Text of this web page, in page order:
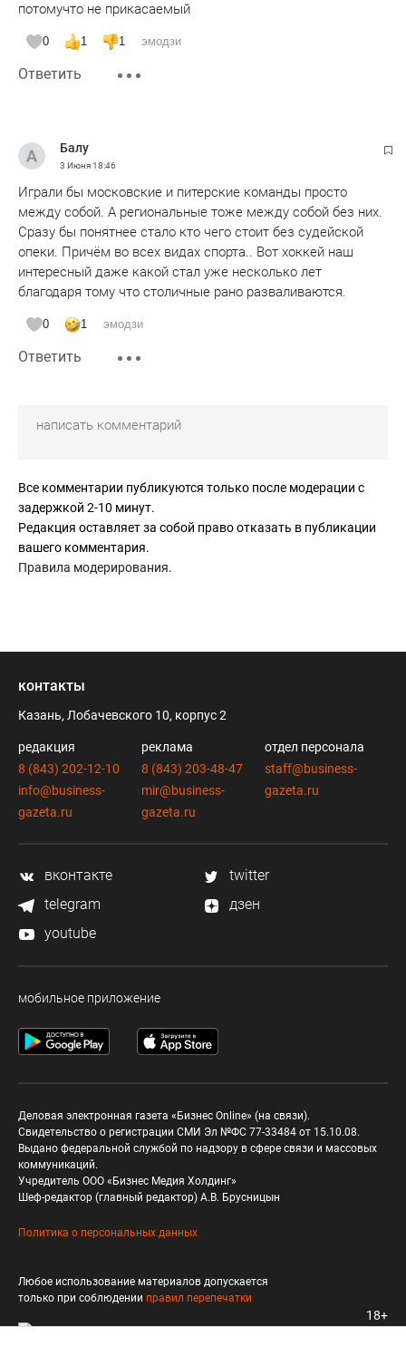
потомучто не прикасаемый
0 1 1 эмодзи
Ответить
Балу
3 Июня18:46
Играли бы московские и питерские команды просто
между собой. А региональные тоже между собой без них.
Сразу бы понятнее стало кто чего стоит без судейской
опеки. Причём во всех видах спорта.. Вот хоккей наш
интересный даже какой стал уже несколько лет
благодаря тому что столичные рано разваливаются.
0 1 эмодзи
Ответить
Все комментарии публикуются только после модерации с
задержкой 2-10 минут.
Редакция оставляет за собой право отказать в публикации
вашего комментария.
Правила модерирования.
контакты
Казань, Лобачевского 10, корпус 2
редакция
8 (843) 202-12-10
info@business-
gazeta.ru
реклама
8 (843) 203-48-47
mir@business-
gazeta.ru
отдел персонала
staff@business-
gazeta.ru
вконтакте
twitter
telegram
дзен
youtube
мобильное приложение
Деловая электронная газета «Бизнес Online» (на связи).
Свидетельство о регистрации СМИ Эл №ФС 77-33484 от 15.10.08.
Выдано федеральной службой по надзору в сфере связи и массовых
коммуникаций.
Учредитель ООО «Бизнес Медия Холдинг»
Шеф-редактор (главный редактор) А.В. Брусницын
Политика о персональных данных
Любое использование материалов допускается
только при соблюдении правил перепечатки
18+